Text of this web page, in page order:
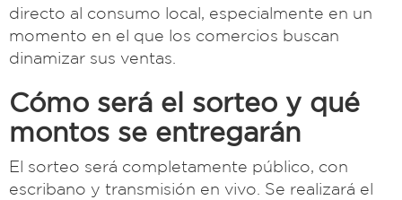
directo al consumo local, especialmente en un
momento en el que los comercios buscan
dinamizar sus ventas.
Cómo será el sorteo y qué
montos se entregarán
El sorteo será completamente público, con
escribano y transmisión en vivo. Se realizará el